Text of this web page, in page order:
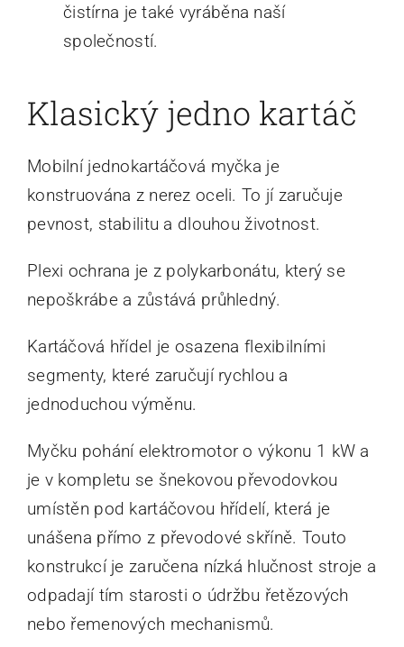
Klasický jedno kartáč
Mobilní jednokartáčová myčka je
konstruována z nerez oceli. To jí zaručuje
pevnost, stabilitu a dlouhou životnost.
Plexi ochrana je z polykarbonátu, který se
nepoškrábe a zůstává průhledný.
Kartáčová hřídel je osazena flexibilními
segmenty, které zaručují rychlou a
jednoduchou výměnu.
Myčku pohání elektromotor o výkonu 1 kW a
je v kompletu se šnekovou převodovkou
umístěn pod kartáčovou hřídelí, která je
unášena přímo z převodové skříně. Touto
konstrukcí je zaručena nízká hlučnost stroje a
odpadají tím starosti o údržbu řetězových
nebo řemenových mechanismů.
čistírna je také vyráběna naší
společností.